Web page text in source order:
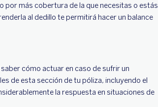
por más cobertura de la que necesitas o estás
al dedillo te permitirá hacer un balance
cómo actuar en caso de sufrir un
de esta sección de tu póliza, incluyendo el
la respuesta en situaciones de